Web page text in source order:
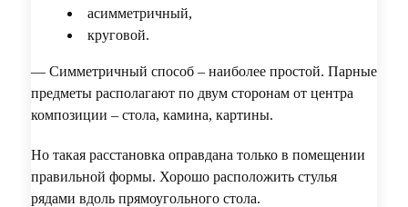
асимметричный,
круговой.
— Симметричный способ – наиболее простой. Парные
предметы располагают по двум сторонам от центра
композиции – стола, камина, картины.
Но такая расстановка оправдана только в помещении
правильной формы. Хорошо расположить стулья
рядами вдоль прямоугольного стола.